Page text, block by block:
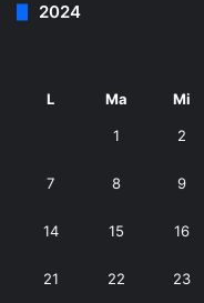
2024
L Ma Mi
1 2
7 8 9
14 15 16
21 22 23